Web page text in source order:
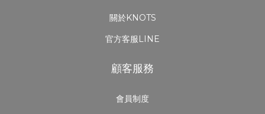
關於KNOTS
官方客服LINE
顧客服務
會員制度